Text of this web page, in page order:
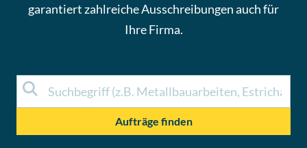
garantiert zahlreiche Ausschreibungen auch für
Ihre Firma.
Aufträge finden